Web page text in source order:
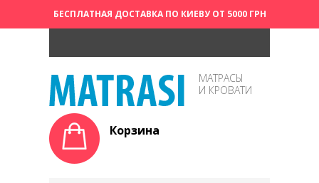
БЕСПЛАТНАЯ ДОСТАВКА ПО КИЕВУ ОТ 5000 ГРН
МАТРАСЫ
И КРОВАТИ
Корзина